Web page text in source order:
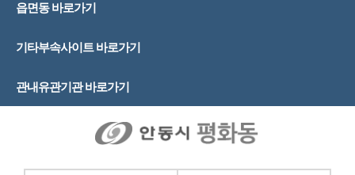
읍면동 바로가기
기타부속사이트 바로가기
관내유관기관 바로가기